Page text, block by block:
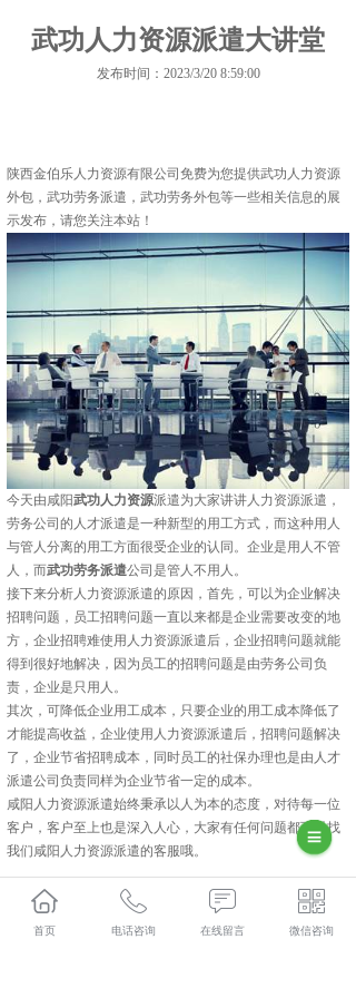
武功人力资源派遣大讲堂
发布时间：2023/3/20 8:59:00
陕西金伯乐人力资源有限公司免费为您提供武功人力资源
外包 ，武功劳务派遣，武功劳务外包等一些相关信息的展
示发布，请您关注本站！
今天由咸阳武功人力资源派遣为大家讲讲人力资源派遣，
劳务公司的人才派遣是一种新型的用工方式，而这种用人
与管人分离的用工方面很受企业的认同。企业是用人不管
人，而武功劳务派遣公司是管人不用人。
接下来分析人力资源派遣的原因，首先，可以为企业解决
招聘问题，员工招聘问题一直以来都是企业需要改变的地
方，企业招聘难使用人力资源派遣后，企业招聘问题就能
得到很好地解决，因为员工的招聘问题是由劳务公司负
责，企业是只用人。
其次，可降低企业用工成本，只要企业的用工成本降低了
才能提高收益，企业使用人力资源派遣后，招聘问题解决
了，企业节省招聘成本，同时员工的社保办理也是由人才
派遣公司负责同样为企业节省一定的成本。
咸阳人力资源派遣始终秉承以人为本的态度，对待每一位
客户，客户至上也是深入人心，大家有任何问题都可以找
我们咸阳人力资源派遣的客服哦。
武功人力资源外包怎么样？武功劳务派遣哪家便宜？武功
劳务外包哪家好？陕西金伯乐人力资源有限公司主要提供
首页 电话咨询 在线留言 微信咨询